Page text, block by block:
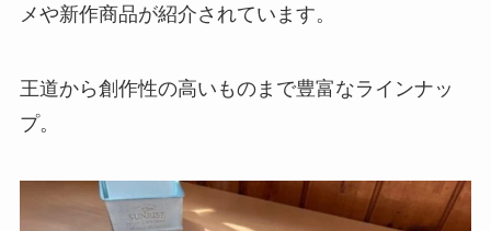
メや新作商品が紹介されています。
王道から創作性の高いものまで豊富なラインナッ
プ。